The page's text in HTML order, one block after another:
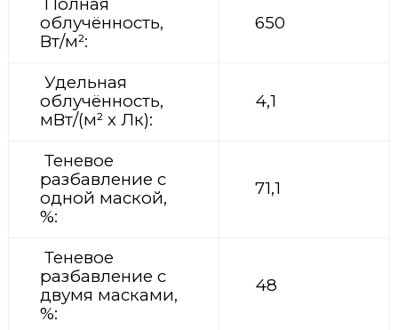
Полная
облучённость,
Вт/м²:
650
Удельная
облучённость,
мВт/(м² х Лк):
4,1
Теневое
разбавление с
одной маской,
%:
71,1
Теневое
разбавление с
двумя масками,
%:
48